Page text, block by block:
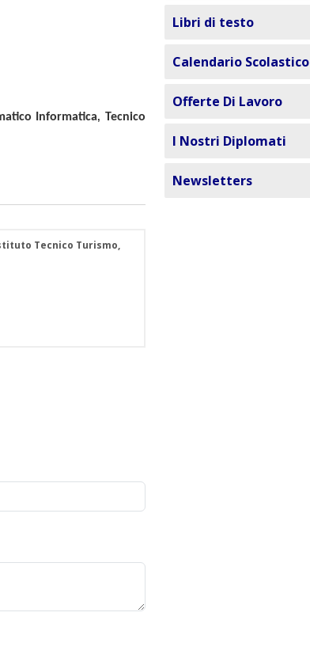
Informatica, Tecnico
Tecnico Turismo,
Libri di testo
Calendario Scolastico
Offerte Di Lavoro
I Nostri Diplomati
Newsletters